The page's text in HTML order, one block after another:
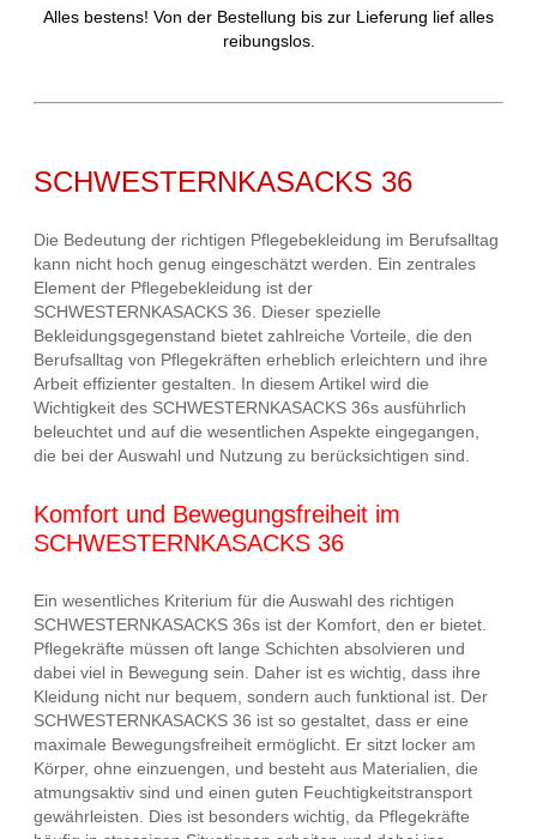
Alles bestens! Von der Bestellung bis zur Lieferung lief alles
reibungslos.
SCHWESTERNKASACKS 36
Die Bedeutung der richtigen Pflegebekleidung im Berufsalltag
kann nicht hoch genug eingeschätzt werden. Ein zentrales
Element der Pflegebekleidung ist der
SCHWESTERNKASACKS 36. Dieser spezielle
Bekleidungsgegenstand bietet zahlreiche Vorteile, die den
Berufsalltag von Pflegekräften erheblich erleichtern und ihre
Arbeit effizienter gestalten. In diesem Artikel wird die
Wichtigkeit des SCHWESTERNKASACKS 36s ausführlich
beleuchtet und auf die wesentlichen Aspekte eingegangen,
die bei der Auswahl und Nutzung zu berücksichtigen sind.
Komfort und Bewegungsfreiheit im
SCHWESTERNKASACKS 36
Ein wesentliches Kriterium für die Auswahl des richtigen
SCHWESTERNKASACKS 36s ist der Komfort, den er bietet.
Pflegekräfte müssen oft lange Schichten absolvieren und
dabei viel in Bewegung sein. Daher ist es wichtig, dass ihre
Kleidung nicht nur bequem, sondern auch funktional ist. Der
SCHWESTERNKASACKS 36 ist so gestaltet, dass er eine
maximale Bewegungsfreiheit ermöglicht. Er sitzt locker am
Körper, ohne einzuengen, und besteht aus Materialien, die
atmungsaktiv sind und einen guten Feuchtigkeitstransport
gewährleisten. Dies ist besonders wichtig, da Pflegekräfte